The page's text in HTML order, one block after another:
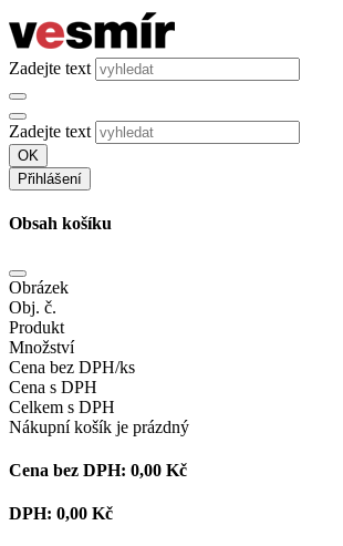
Zadejte text
Zadejte text
OK
Přihlášení
Obsah košíku
Obrázek
Obj. č.
Produkt
Množství
Cena bez DPH/ks
Cena s DPH
Celkem s DPH
Nákupní košík je prázdný
Cena bez DPH: 0,00 Kč
DPH: 0,00 Kč